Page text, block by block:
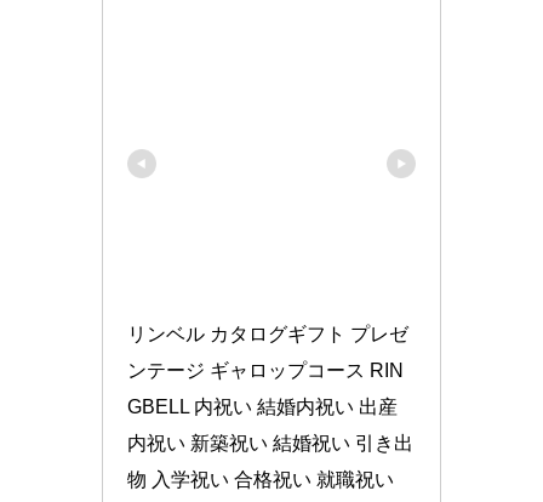
リンベル カタログギフト プレゼ
ンテージ ギャロップコース RIN
GBELL 内祝い 結婚内祝い 出産
内祝い 新築祝い 結婚祝い 引き出
物 入学祝い 合格祝い 就職祝い